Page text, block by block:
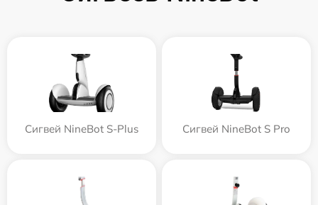
Сигвей NineBot S-Plus Сигвей NineBot S Pro